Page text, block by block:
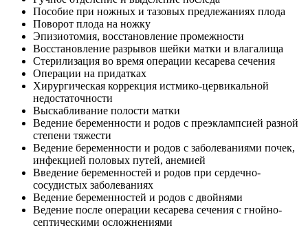
Пособие при ножных и тазовых предлежаниях плода
Поворот плода на ножку
Эпизиотомия, восстановление промежности
Восстановление разрывов шейки матки и влагалища
Стерилизация во время операции кесарева сечения
Операции на придатках
Хирургическая коррекция истмико-цервикальной
недостаточности
Выскабливание полости матки
Ведение беременности и родов с преэклампсией разной
степени тяжести
Ведение беременности и родов с заболеваниями почек,
инфекцией половых путей, анемией
Введение беременностей и родов при сердечно-
сосудистых заболеваниях
Ведение беременностей и родов с двойнями
Ведение после операции кесарева сечения с гнойно-
септическими осложнениями